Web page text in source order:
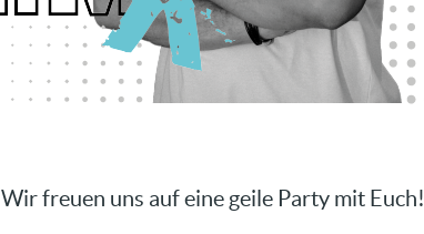
Wir freuen uns auf eine geile Party mit Euch!